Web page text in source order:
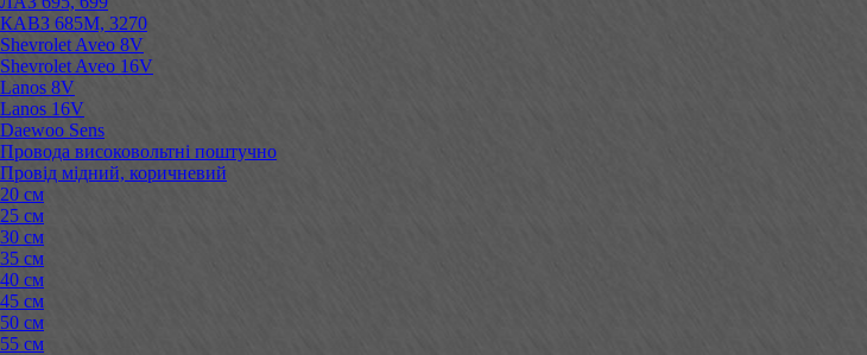
КАВЗ 685М, 3270
Shevrolet Aveo 8V
Shevrolet Aveo 16V
Lanos 8V
Lanos 16V
Daewoo Sens
Провода високовольтні поштучно
Провід мідний, коричневий
20 см
25 см
30 см
35 см
40 см
45 см
50 см
55 см